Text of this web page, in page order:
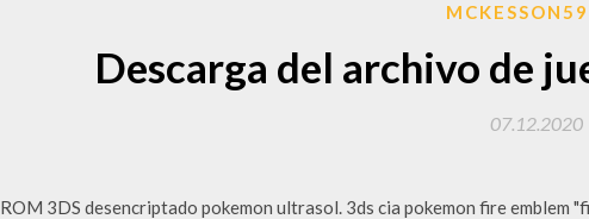
Descarga del archivo de
07.12.2020
ROM 3DS desencriptado pokemon ultrasol. 3ds cia pokemon fire emblem